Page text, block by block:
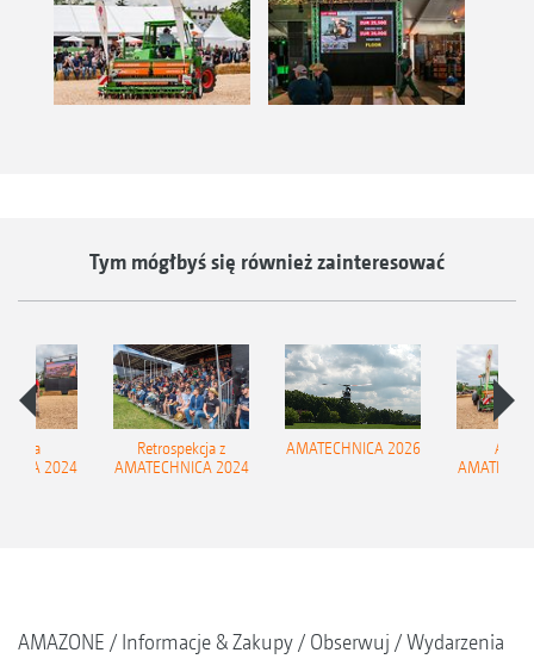
Tym mógłbyś się również zainteresować
na
2024
Retrospekcja z
AMATECHNICA 2024
AMATECHNICA 2026
AMAZONE Informacje & Zakupy Obserwuj
Wydarzenia